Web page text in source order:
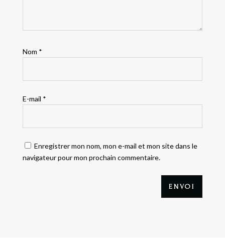
Nom *
E-mail *
Enregistrer mon nom, mon e-mail et mon site dans le
navigateur pour mon prochain commentaire.
ENVOI